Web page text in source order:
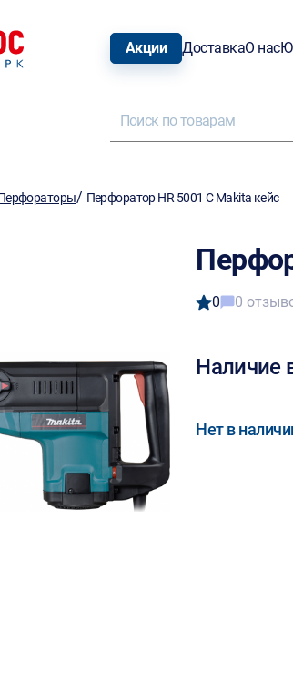
Акции ДоставкаО нас
/ Перфоратор HR 5001 С Makita кейс
0 0
Наличие
Нет в